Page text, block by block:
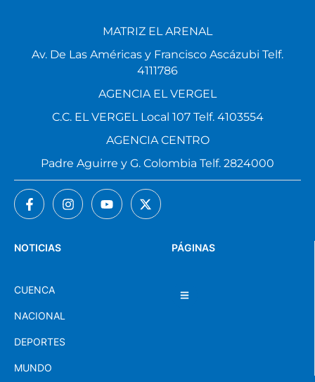
PÁGINAS
NOTICIAS
CUENCA
NACIONAL
DEPORTES
MUNDO
MATRIZ EL ARENAL
Av. De Las Américas y Francisco Ascázubi Telf.
4111786
AGENCIA EL VERGEL
C.C. EL VERGEL Local 107 Telf. 4103554
AGENCIA CENTRO
Padre Aguirre y G. Colombia Telf. 2824000